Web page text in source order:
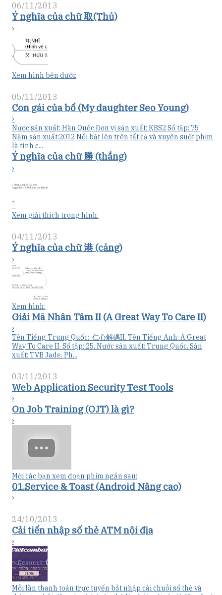
06/11/2013
Ý nghĩa của chữ 取(Thủ)
›
Xem hình bên dưới:
05/11/2013
Con gái của bố (My daughter Seo Young)
›
Nước sản xuất: Hàn Quốc Đơn vị sản xuất: KBS2 Số tập: 75
Năm sản xuất:2012 Nổi bật lên trên tất cả và xuyên suốt phim
là tình c...
Ý nghĩa của chữ 勝 (thắng)
›
Xem giải thích trong hình:
04/11/2013
Ý nghĩa của chữ 港 (cảng)
›
Xem hình:
Giải Mã Nhân Tâm II (A Great Way To Care II)
›
Tên Tiếng Trung Quốc: 仁心解碼II. Tên Tiếng Anh: A Great
Way To Care II. Số tập: 25. Nước sản xuất: Trung Quốc. Sản
xuất: TVB Jade. Ph...
03/11/2013
Web Application Security Test Tools
›
On Job Training (OJT) là gì?
›
Mời các bạn xem đoạn phim ngắn sau:
01.Service & Toast (Android Nâng cao)
›
24/10/2013
Cải tiến nhập số thẻ ATM nội địa
›
Mỗi lần thanh toán trực tuyến bắt nhập cái chuỗi số thẻ và